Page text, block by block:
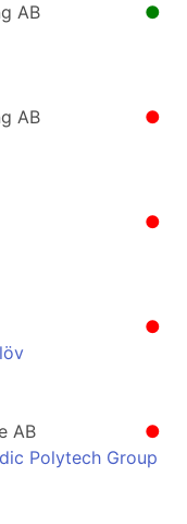
●
AB
●
AB
●
●
●
AB
Polytech Group